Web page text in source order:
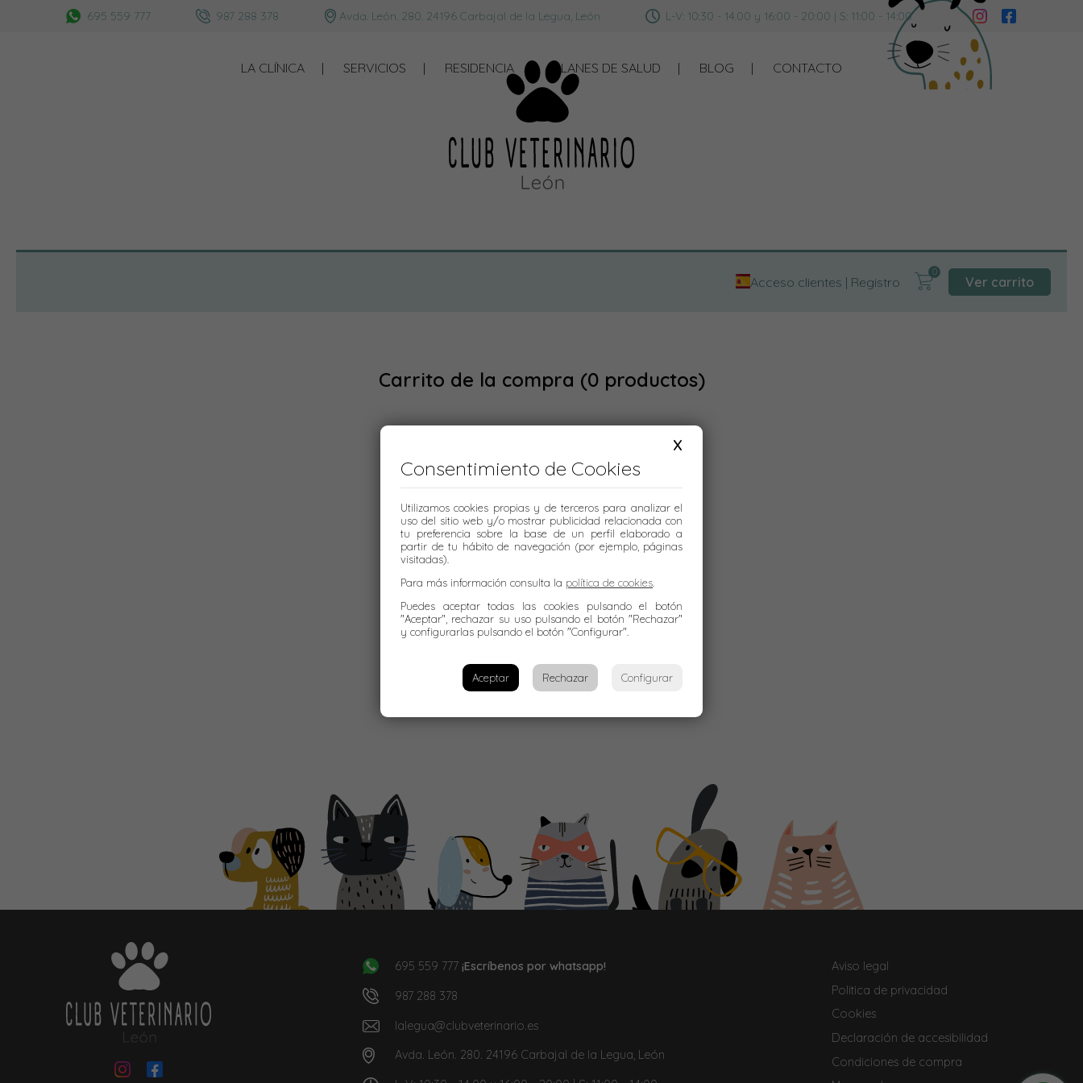
695 559 777 987 288 378 Avda. León. 280. 24196 Carbajal de la Legua, León L-V: 10:30 - 14.00 y 16:00 - 20:00 | S: 11:00 - 14:00
LA CLÍNICA SERVICIOS RESIDENCIA PLANES DE SALUD BLOG CONTACTO
Acceso clientes | Registro Ver carrito
Carrito de la compra (0 productos)
No hay ningún artículo en el carrito de la compra.
695 559 777 ¡Escríbenos por whatsapp!
987 288 378
lalegua@clubveterinario.es
Avda. León. 280. 24196 Carbajal de la Legua, León
Aviso legal
Politica de privacidad
Cookies
Declaración de accesibilidad
Condiciones de compra
X
Consentimiento de Cookies
Utilizamos cookies propias y de terceros para analizar el
uso del sitio web y/o mostrar publicidad relacionada con
tu preferencia sobre la base de un perfil elaborado a
partir de tu hábito de navegación (por ejemplo, páginas
visitadas).
Para más información consulta la política de cookies
Puedes aceptar todas las cookies pulsando el botón
"Aceptar", rechazar su uso pulsando el botón "Rechazar"
y configurarlas pulsando el botón "Configurar".
Aceptar Rechazar Configurar